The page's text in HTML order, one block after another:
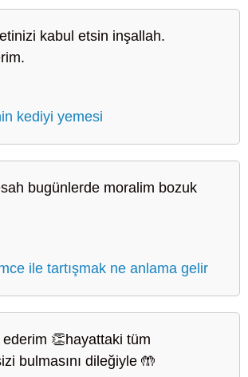
kabul etsin inşallah.
kediyi yemesi
bugünlerde moralim bozuk
ile tartışmak ne anlama gelir
👏hayattaki tüm
bulmasını dileğiyle 🤲